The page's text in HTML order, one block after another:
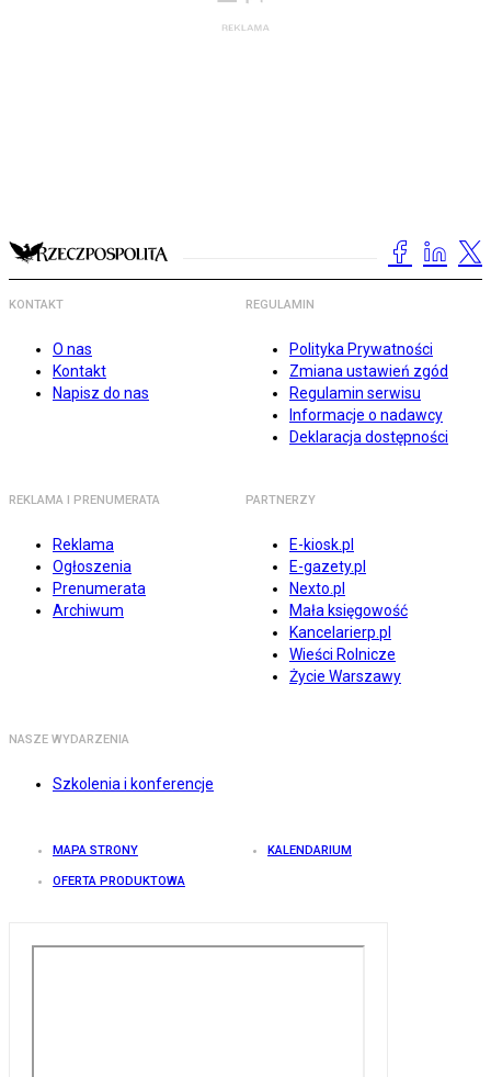
KONTAKT
O nas
Kontakt
Napisz do nas
REGULAMIN
Polityka Prywatności
Zmiana ustawień zgód
Regulamin serwisu
Informacje o nadawcy
Deklaracja dostępności
REKLAMA I PRENUMERATA
Reklama
Ogłoszenia
Prenumerata
Archiwum
PARTNERZY
E-kiosk.pl
E-gazety.pl
Nexto.pl
Mała księgowość
Kancelarierp.pl
Wieści Rolnicze
Życie Warszawy
NASZE WYDARZENIA
Szkolenia i konferencje
MAPA STRONY KALENDARIUM
OFERTA PRODUKTOWA